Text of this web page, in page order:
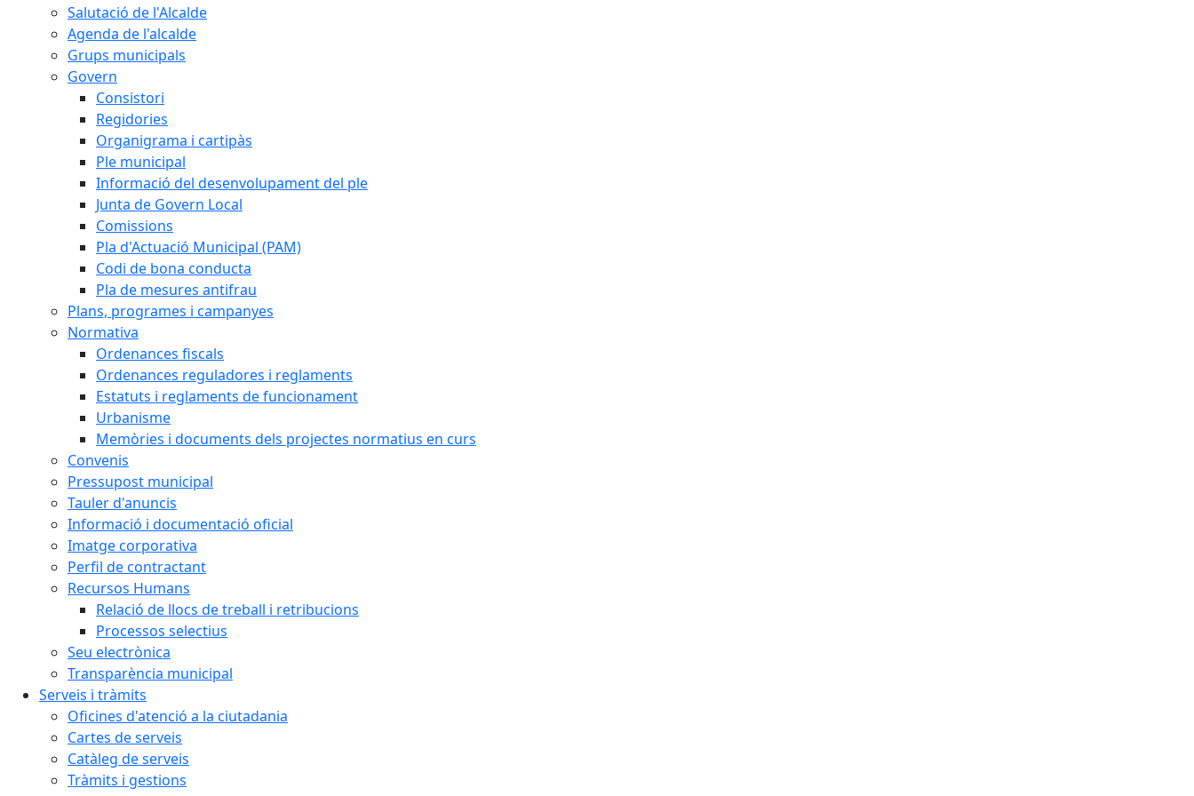
Salutació de l'Alcalde
Agenda de l'alcalde
Grups municipals
Govern
Consistori
Regidories
Organigrama i cartipàs
Ple municipal
Informació del desenvolupament del ple
Junta de Govern Local
Comissions
Pla d'Actuació Municipal (PAM)
Codi de bona conducta
Pla de mesures antifrau
Plans, programes i campanyes
Normativa
Ordenances fiscals
Ordenances reguladores i reglaments
Estatuts i reglaments de funcionament
Urbanisme
Memòries i documents dels projectes normatius en curs
Convenis
Pressupost municipal
Tauler d'anuncis
Informació i documentació oficial
Imatge corporativa
Perfil de contractant
Recursos Humans
Relació de llocs de treball i retribucions
Processos selectius
Seu electrònica
Transparència municipal
Serveis i tràmits
Oficines d'atenció a la ciutadania
Cartes de serveis
Catàleg de serveis
Tràmits i gestions